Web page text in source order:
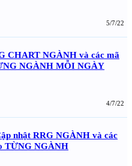
5/7/22
CHART NGÀNH và các mã
NGÀNH MỖI NGÀY
4/7/22
nhật RRG NGÀNH và các
TỪNG NGÀNH